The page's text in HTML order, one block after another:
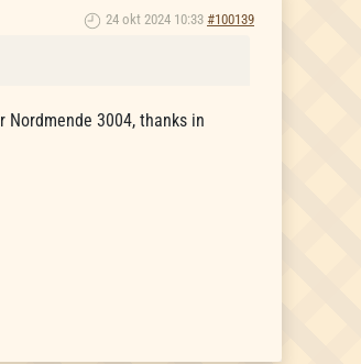
24 okt 2024 10:33 #100139
3004, thanks in